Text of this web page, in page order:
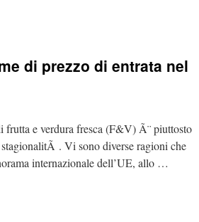
di prezzo di entrata nel
frutta e verdura fresca (F&V) Ã¨ piuttosto
. Vi sono diverse ragioni che
internazionale dell’UE, allo …